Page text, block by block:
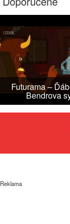
Futurama –
Bendrova
Reklama